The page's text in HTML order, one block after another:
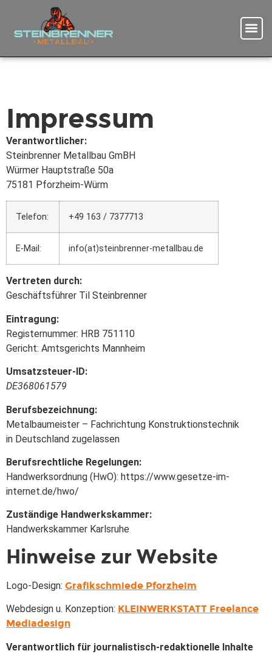
Impressum
Verantwortlicher:
Steinbrenner Metallbau GmBH
Würmer Hauptstraße 50a
75181 Pforzheim-Würm
Telefon: ‭+49 163 / 7377713
E-Mail: info(at)steinbrenner-metallbau.de
Vertreten durch:
Geschäftsführer Til Steinbrenner
Eintragung:
Registernummer: HRB 751110
Gericht: Amtsgerichts Mannheim
Umsatzsteuer-ID:
DE368061579
Berufsbezeichnung:
Metalbaumeister – Fachrichtung Konstruktionstechnik
in Deutschland zugelassen
Berufsrechtliche Regelungen:
Handwerksordnung (HwO): https://www.gesetze-im-
internet.de/hwo/
Zuständige Handwerkskammer:
Handwerkskammer Karlsruhe
Hinweise zur Website
Logo-Design: Grafikschmiede Pforzheim
Webdesign u. Konzeption: KLEINWERKSTATT Freelance
Mediadesign
Verantwortlich für journalistisch-redaktionelle Inhalte